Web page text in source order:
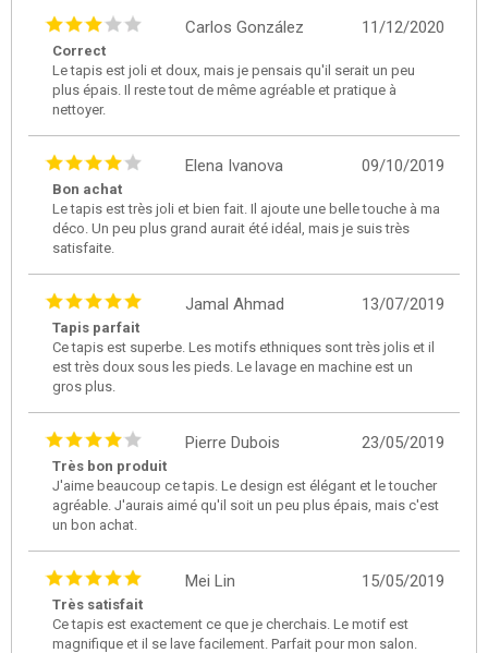
11/12/2020
Carlos González
Correct
Le tapis est joli et doux, mais je pensais qu'il serait un peu
plus épais. Il reste tout de même agréable et pratique à
nettoyer.
09/10/2019
Elena Ivanova
Bon achat
Le tapis est très joli et bien fait. Il ajoute une belle touche à ma
déco. Un peu plus grand aurait été idéal, mais je suis très
satisfaite.
13/07/2019
Jamal Ahmad
Tapis parfait
Ce tapis est superbe. Les motifs ethniques sont très jolis et il
est très doux sous les pieds. Le lavage en machine est un
gros plus.
23/05/2019
Pierre Dubois
Très bon produit
J'aime beaucoup ce tapis. Le design est élégant et le toucher
agréable. J'aurais aimé qu'il soit un peu plus épais, mais c'est
un bon achat.
15/05/2019
Mei Lin
Très satisfait
Ce tapis est exactement ce que je cherchais. Le motif est
magnifique et il se lave facilement. Parfait pour mon salon.